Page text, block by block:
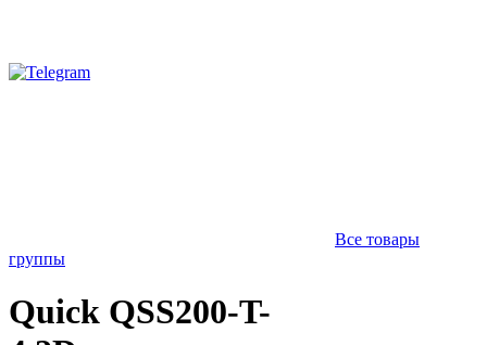
Все товары
группы
Quick QSS200-T-